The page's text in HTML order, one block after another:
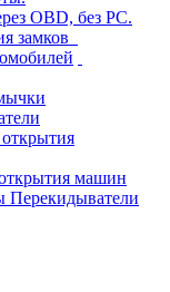
OBD, без PC.
замков
машин